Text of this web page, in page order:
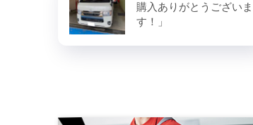
購入ありがとうございま
す！」